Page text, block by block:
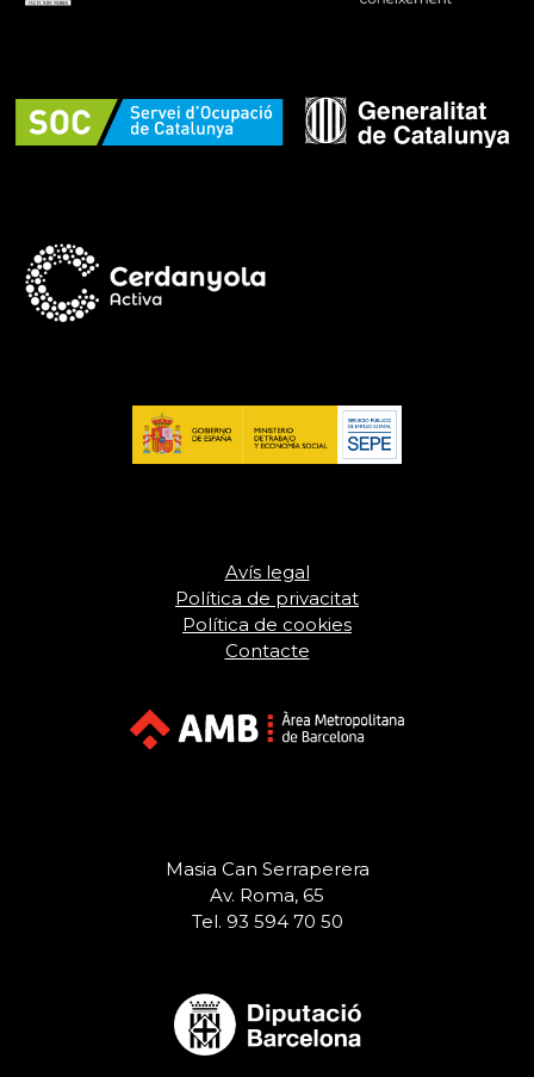
Avís legal
Política de privacitat
Política de cookies
Contacte
Masia Can Serraperera
Av. Roma, 65
Tel. 93 594 70 50